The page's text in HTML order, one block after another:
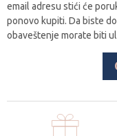
email adresu stići će
ponovo kupiti. Da biste
obaveštenje morate biti